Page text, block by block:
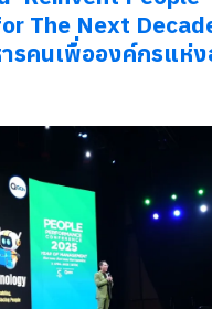
Vision: ถ่ายทอดวิสัยทัศน์ให้
Pathway: เปลี่ยนแผนให้เป็
กสร้างความน่าเชื่อถือ)
สร้างความไว้วางใจ เป็นผู้
(นักผนึกกำลัง)
สร้างทีมที่ทำงานร่วม